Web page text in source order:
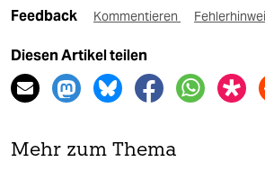
Feedback Kommentieren
Diesen Artikel teilen
Mehr zum Thema